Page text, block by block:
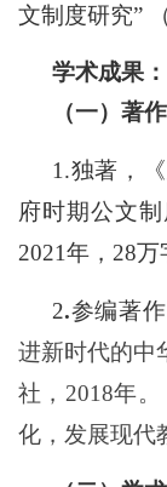
文制度研究”
（
学术成果：
（一） 著作
1 .独著，《
府时期公文
2021年， 28万
2.参编著作
进新时代的中
社， 2018年
化，发展现代